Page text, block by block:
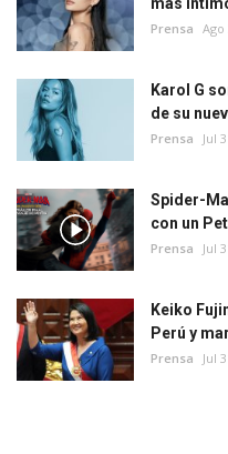
Prensa Ago
Karol G
de su
Prensa Jul
Spider-
con un
Prensa Jul
Keiko
Perú y
Prensa Jul